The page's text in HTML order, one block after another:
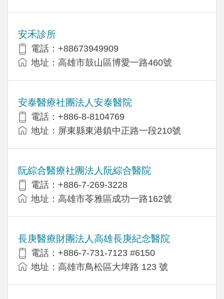
安禾診所
電話：+88673949909
地址：高雄市鼓山區博愛一路460號
安泰醫療社團法人安泰醫院
電話：+886-8-8104769
地址：屏東縣東港鎮中正路一段210號
阮綜合醫療社團法人阮綜合醫院
電話：+886-7-269-3228
地址：高雄市苓雅區成功一路162號
長庚醫療財團法人高雄長庚紀念醫院
電話：+886-7-731-7123 #6150
地址：高雄市鳥松區大埤路 123 號